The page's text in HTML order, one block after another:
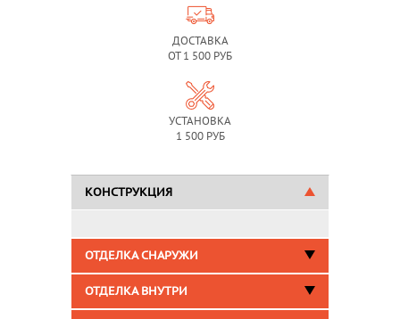
ДОСТАВКА
ОТ 1 500 РУБ
УСТАНОВКА
1 500 РУБ
КОНСТРУКЦИЯ
ОТДЕЛКА СНАРУЖИ
ОТДЕЛКА ВНУТРИ